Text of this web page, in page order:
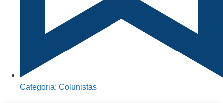
Categoria: Colunistas